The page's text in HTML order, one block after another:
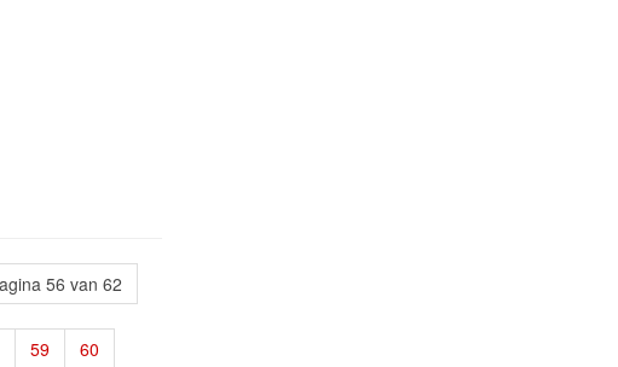
56 van 62
59 60